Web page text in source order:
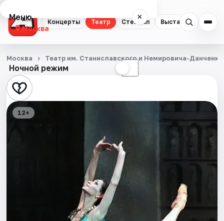
Концерты Театр Стендап Выставки
Меню ×
Москва
Концерты
Театр
Стендап
Ночной режим ☾
Москва Театр им. Станиславского и Немировича­-Данченко
12+